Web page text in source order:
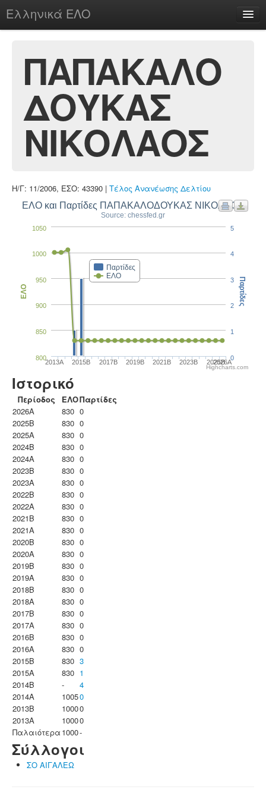
Ελληνικά ΕΛΟ
chesstu.be @ discord
Login
ΠΑΠΑΚΑΛΟ
ΔΟΥΚΑΣ
ΝΙΚΟΛΑΟΣ
Η/Γ: 11/2006, ΕΣΟ: 43390 | Τέλος Ανανέωσης Δελτίου
ΕΛΟ και Παρτίδες ΠΑΠΑΚΑΛΟΔΟΥΚΑΣ ΝΙΚΟΛΑΟΣ
Source: chessfed.gr
Παρτίδες
ΕΛΟ
2013A 2015B 2017B 2019B 2021B 2023B 2025B
2026A
800
850
900
950
1000
1050
ΕΛΟ
0
1
2
3
4
5
Παρτίδες
Highcharts.com
Ιστορικό
Περίοδος ΕΛΟΠαρτίδες
2026A
830 0
2025B
830 0
2025A
830 0
2024B
830 0
2024A
830 0
2023B
830 0
2023Α
830 0
2022B
830 0
2022A
830 0
2021B
830 0
2021A
830 0
2020B
830 0
2020A
830 0
2019B
830 0
2019A
830 0
2018B
830 0
2018A
830 0
2017B
830 0
2017A
830 0
2016B
830 0
2016A
830 0
2015B
830 3
2015A
830 1
2014B
-
4
2014A
10050
2013B
10000
2013A
10000
Παλαιότερα 1000-
Σύλλογοι
ΣΟ ΑΙΓΑΛΕΩ